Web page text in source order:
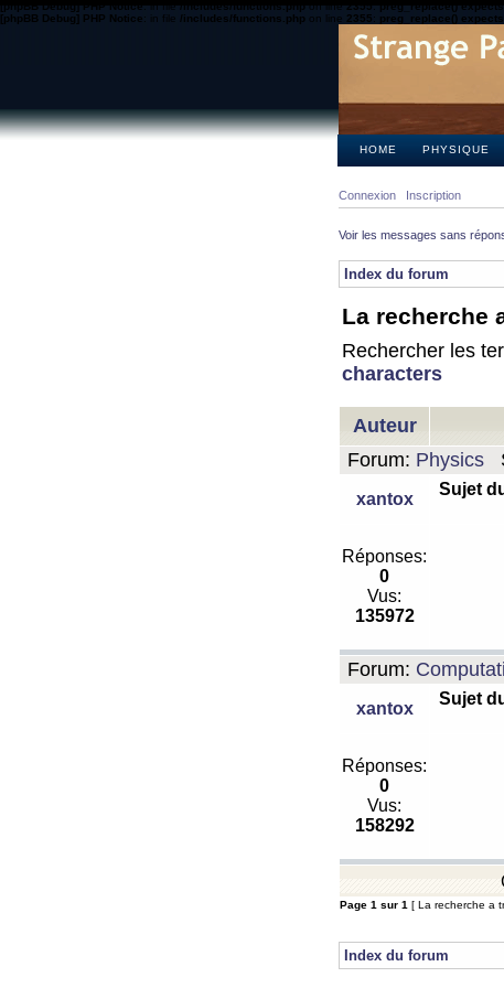
[phpBB Debug] PHP Notice: in file/includes/functions.phpon line2355:preg_replace()
[phpBB Debug] PHP Notice: in file /includes/functions.php on line 2355: preg_replace()
HOME PHYSIQUE
Connexion Inscription
Voir les messages sans
Index du forum
La recherche
Rechercher les
characters
Auteur
Forum: Physics
xantox
Sujet
Réponses:
0
Vus:
135972
Forum:
xantox
Sujet
Réponses:
0
Vus:
158292
Page 1 sur 1 [ La recherche a
Index du forum